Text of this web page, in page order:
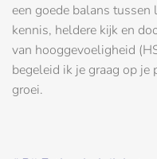
een goede balans
kennis, heldere kijk en
van hooggevoeligheid
begeleid ik je graag op
groei.